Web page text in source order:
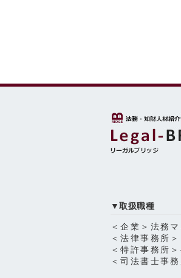
▼取扱職種
＜企業＞法務
＜法律事務所
＜特許事務所
＜司法書士事